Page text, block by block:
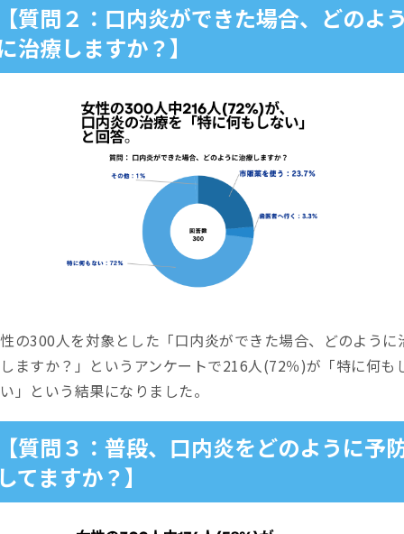
質問２：口内炎ができた場合、どのよう
治療しますか？】
の300人を対象とした「口内炎ができた場合、どのように
ますか？」というアンケートで216人(72％)が「特に何も
」という結果になりました。
質問３：普段、口内炎をどのように予
てますか？】